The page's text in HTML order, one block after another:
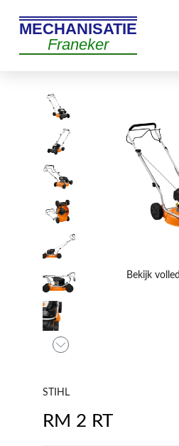
MECHANISATIE
Franeker
Bekijk
STIHL
RM 2 RT